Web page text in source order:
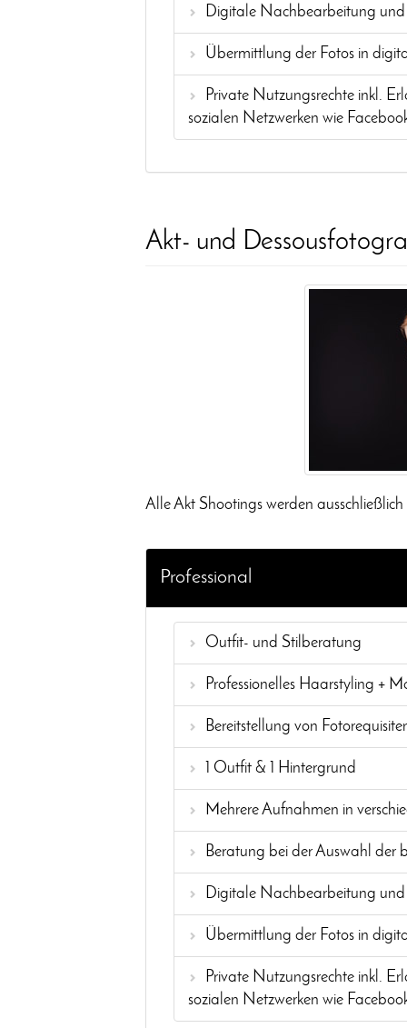
Digitale Nachbearbeitung und
Übermittlung der Fotos in
Private Nutzungsrechte inkl.
sozialen Netzwerken wie
Akt- und
Alle Akt Shootings werden
Professional
Outfit- und Stilberatung
Professionelles Haarstyling +
Bereitstellung von
1 Outfit & 1 Hintergrund
Mehrere Aufnahmen in
Beratung bei der Auswahl der
Digitale Nachbearbeitung und
Übermittlung der Fotos in
Private Nutzungsrechte inkl.
sozialen Netzwerken wie